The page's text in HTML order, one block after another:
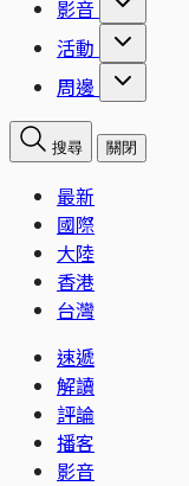
影音
活動
周邊
搜尋 關閉
最新
國際
大陸
香港
台灣
速遞
解讀
評論
播客
影音